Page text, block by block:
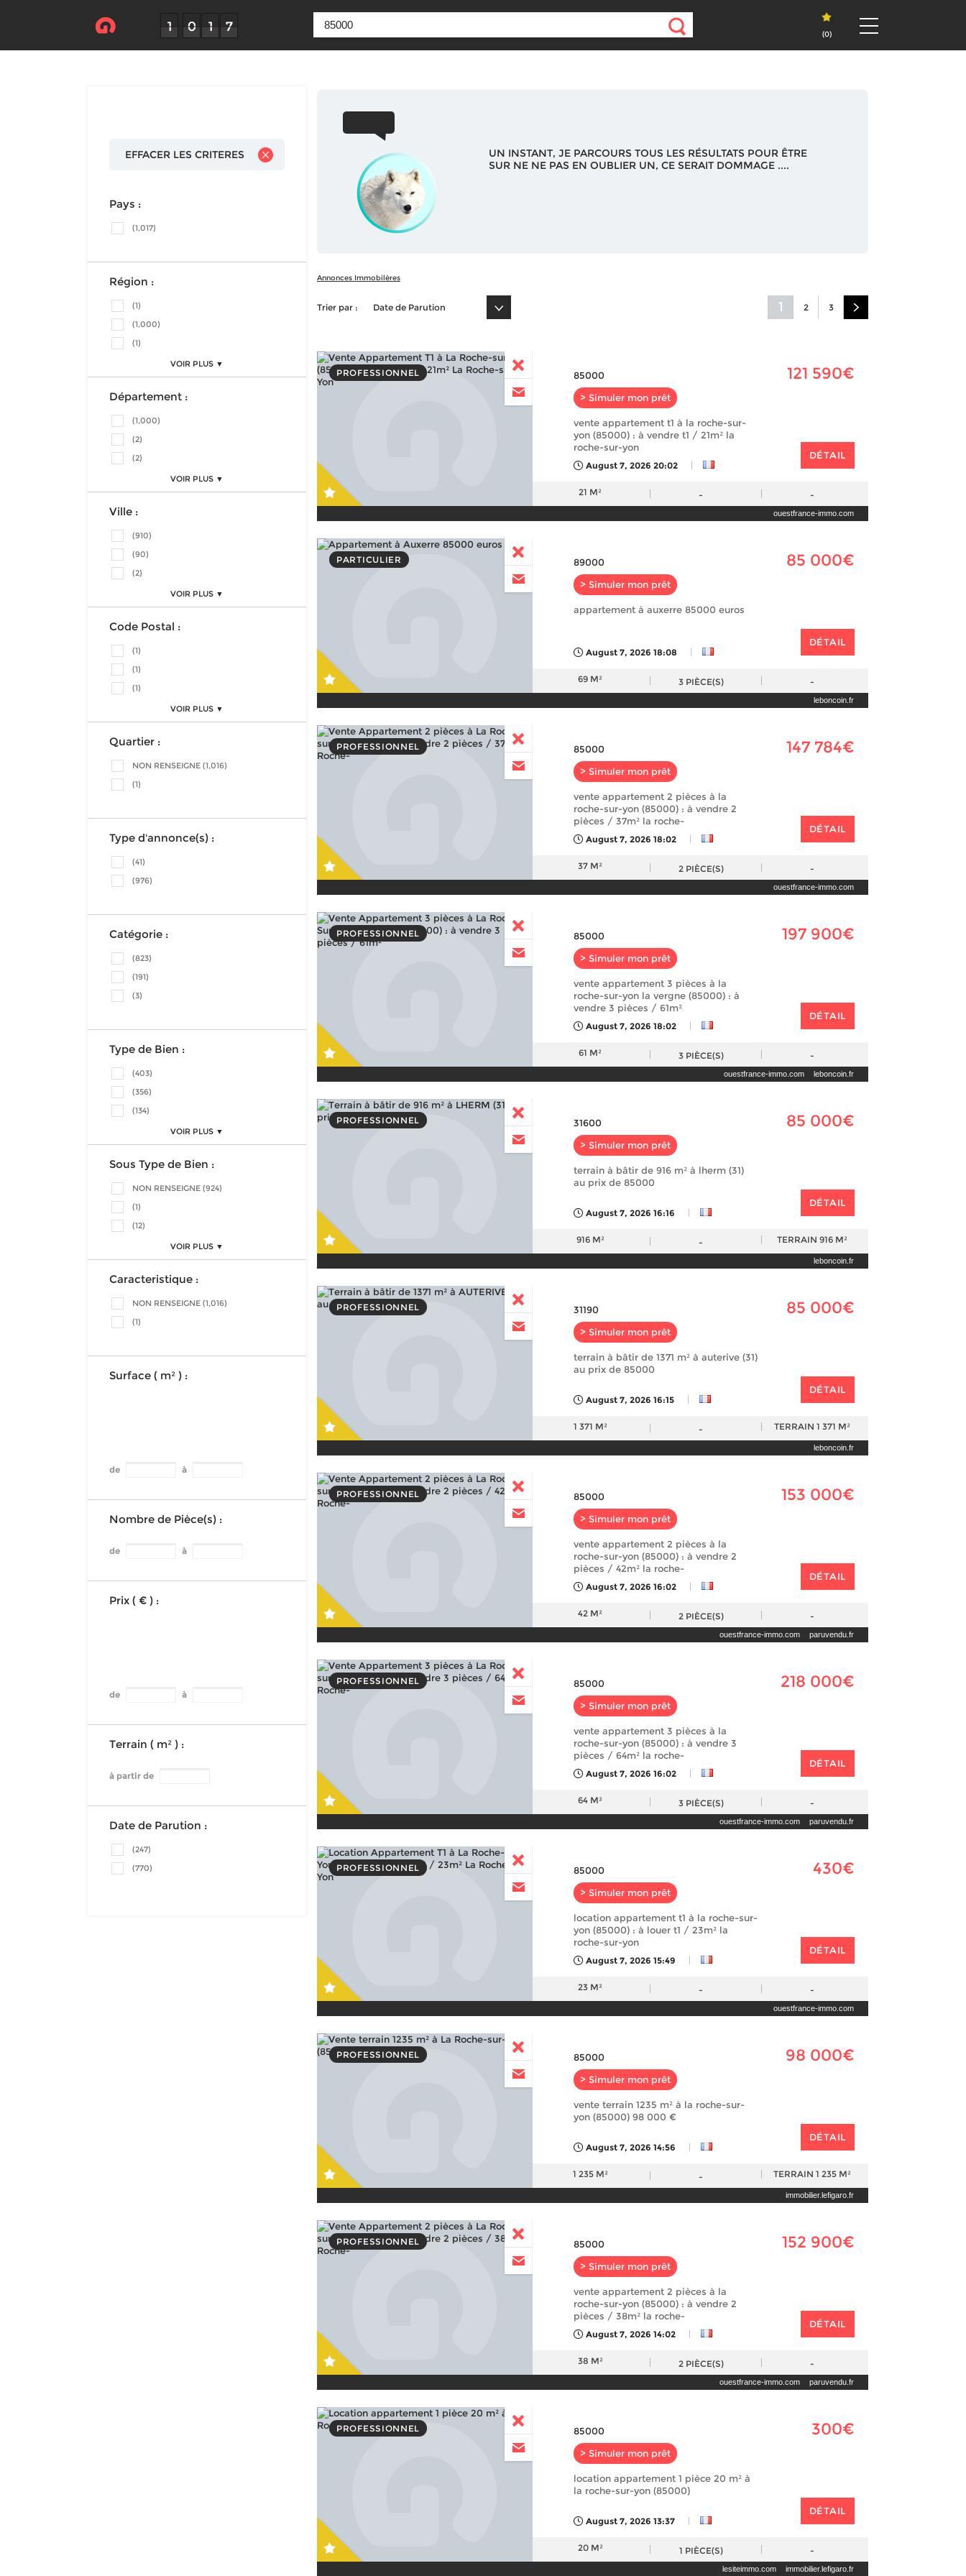
(0)
UN INSTANT, JE PARCOURS TOUS LES RÉSULTATS POUR ÊTRE
SUR NE NE PAS EN OUBLIER UN, CE SERAIT DOMMAGE ....
EFFACER LES CRITERES
Pays :
(1,017)
Région :
(1)
(1,000)
(1)
VOIR PLUS ▼
Département :
(1,000)
(2)
(2)
VOIR PLUS ▼
Ville :
(910)
(90)
(2)
VOIR PLUS ▼
Code Postal :
(1)
(1)
(1)
VOIR PLUS ▼
Quartier :
NON RENSEIGNE (1,016)
(1)
Type d'annonce(s) :
(41)
(976)
Catégorie :
(823)
(191)
(3)
Type de Bien :
(403)
(356)
(134)
VOIR PLUS ▼
Sous Type de Bien :
NON RENSEIGNE (924)
(1)
(12)
VOIR PLUS ▼
Caracteristique :
NON RENSEIGNE (1,016)
(1)
Surface ( m² ) :
de à
Nombre de Pièce(s) :
de à
Prix ( € ) :
de à
Terrain ( m² ) :
à partir de
Date de Parution :
(247)
(770)
Annonces Immobilères
1 2 3
Trier par : Date de Parution
PROFESSIONNEL 85000
> Simuler mon prêt
121 590€
vente appartement t1 à la roche-sur-
yon (85000) : à vendre t1 / 21m² la
roche-sur-yon
August 7, 2026 20:02 |
DÉTAIL
21 M² - -
ouestfrance-immo.com
PARTICULIER 89000
> Simuler mon prêt
85 000€
appartement à auxerre 85000 euros
August 7, 2026 18:08 |
DÉTAIL
69 M² 3 PIÈCE(S) -
leboncoin.fr
PROFESSIONNEL 85000
> Simuler mon prêt
147 784€
vente appartement 2 pièces à la
roche-sur-yon (85000) : à vendre 2
pièces / 37m² la roche-
August 7, 2026 18:02 |
DÉTAIL
37 M² 2 PIÈCE(S) -
ouestfrance-immo.com
PROFESSIONNEL 85000
> Simuler mon prêt
197 900€
vente appartement 3 pièces à la
roche-sur-yon la vergne (85000) : à
vendre 3 pièces / 61m²
August 7, 2026 18:02 |
DÉTAIL
61 M² 3 PIÈCE(S) -
ouestfrance-immo.com leboncoin.fr
PROFESSIONNEL 31600
> Simuler mon prêt
85 000€
terrain à bâtir de 916 m² à lherm (31)
au prix de 85000
August 7, 2026 16:16 |
DÉTAIL
916 M² - TERRAIN 916 M²
leboncoin.fr
PROFESSIONNEL 31190
> Simuler mon prêt
85 000€
terrain à bâtir de 1371 m² à auterive (31)
au prix de 85000
August 7, 2026 16:15 |
DÉTAIL
1 371 M² - TERRAIN 1 371 M²
leboncoin.fr
PROFESSIONNEL 85000
> Simuler mon prêt
153 000€
vente appartement 2 pièces à la
roche-sur-yon (85000) : à vendre 2
pièces / 42m² la roche-
August 7, 2026 16:02 |
DÉTAIL
42 M² 2 PIÈCE(S) -
ouestfrance-immo.com paruvendu.fr
PROFESSIONNEL 85000
> Simuler mon prêt
218 000€
vente appartement 3 pièces à la
roche-sur-yon (85000) : à vendre 3
pièces / 64m² la roche-
August 7, 2026 16:02 |
DÉTAIL
64 M² 3 PIÈCE(S) -
ouestfrance-immo.com paruvendu.fr
PROFESSIONNEL 85000
> Simuler mon prêt
430€
location appartement t1 à la roche-sur-
yon (85000) : à louer t1 / 23m² la
roche-sur-yon
August 7, 2026 15:49 |
DÉTAIL
23 M² - -
ouestfrance-immo.com
PROFESSIONNEL 85000
> Simuler mon prêt
98 000€
vente terrain 1235 m² à la roche-sur-
yon (85000) 98 000 €
August 7, 2026 14:56 |
DÉTAIL
1 235 M² - TERRAIN 1 235 M²
immobilier.lefigaro.fr
PROFESSIONNEL 85000
> Simuler mon prêt
152 900€
vente appartement 2 pièces à la
roche-sur-yon (85000) : à vendre 2
pièces / 38m² la roche-
August 7, 2026 14:02 |
DÉTAIL
38 M² 2 PIÈCE(S) -
ouestfrance-immo.com paruvendu.fr
PROFESSIONNEL 85000
> Simuler mon prêt
300€
location appartement 1 pièce 20 m² à
la roche-sur-yon (85000)
August 7, 2026 13:37 |
DÉTAIL
20 M² 1 PIÈCE(S) -
lesiteimmo.com immobilier.lefigaro.fr